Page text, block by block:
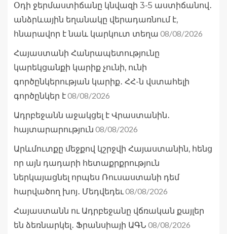
Օդի ջերմաստիճանը կնվազի 3-5 աստիճանով․
անձրևային եղանակը վերադառնում է,
հնարավոր է նաև կարկուտ տեղա 08/08/2026
Հայաստանի Հանրապետությունը
կարեկցանքի կարիք չունի, ունի
գործընկերության կարիք․ ՀՀ-ն վստահելի
գործընկեր է08/08/2026
Ադրբեջանն աջակցել է Վրաստանին․
հայտարարություն 08/08/2026
Արևմուտքը մեջքով կշրջվի Հայաստանին, հենց
որ այն դադարի հետաքրքրություն
ներկայացնել որպես Ռուսաստանի դեմ
հարվածող խոյ․ Մեդվեդեւ08/08/2026
Հայաստանն ու Ադրբեջանը վճռական քայլեր
են ձեռնարկել․ Ֆրանսիայի ԱԳՆ 08/08/2026